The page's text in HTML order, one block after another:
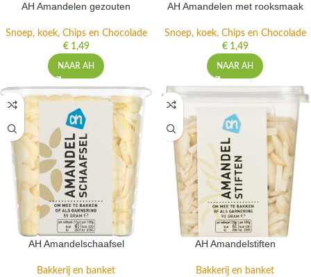
AH Amandelen gezouten
Snoep, koek, Chips en Chocolade
€1,49
NAAR AH
AH Amandelen met rooksmaak
Snoep, koek, Chips en Chocolade
€1,49
NAAR AH
AH Amandelschaafsel
Bakkerij en banket
AH Amandelstiften
Bakkerij en banket